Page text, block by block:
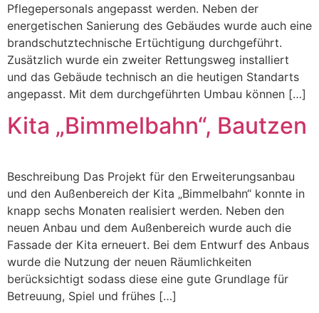
Pflegepersonals angepasst werden. Neben der
energetischen Sanierung des Gebäudes wurde auch eine
brandschutztechnische Ertüchtigung durchgeführt.
Zusätzlich wurde ein zweiter Rettungsweg installiert
und das Gebäude technisch an die heutigen Standarts
angepasst. Mit dem durchgeführten Umbau können […]
Kita „Bimmelbahn“, Bautzen
Beschreibung Das Projekt für den Erweiterungsanbau
und den Außenbereich der Kita „Bimmelbahn“ konnte in
knapp sechs Monaten realisiert werden. Neben den
neuen Anbau und dem Außenbereich wurde auch die
Fassade der Kita erneuert. Bei dem Entwurf des Anbaus
wurde die Nutzung der neuen Räumlichkeiten
berücksichtigt sodass diese eine gute Grundlage für
Betreuung, Spiel und frühes […]